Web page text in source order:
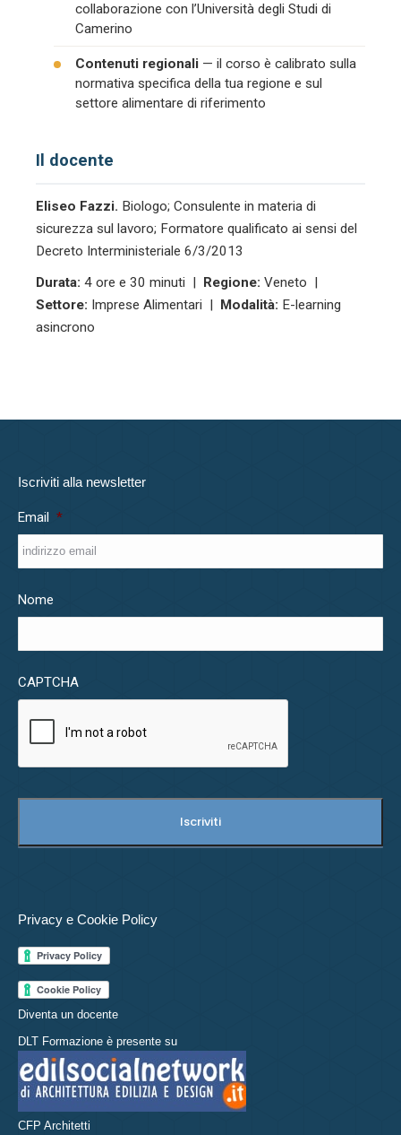
collaborazione con l’Università degli Studi di
Camerino
Contenuti regionali — il corso è calibrato sulla
normativa specifica della tua regione e sul
settore alimentare di riferimento
Il docente
Eliseo Fazzi. Biologo; Consulente in materia di
sicurezza sul lavoro; Formatore qualificato ai sensi del
Decreto Interministeriale 6/3/2013
Durata: 4 ore e 30 minuti | Regione: Veneto |
Settore: Imprese Alimentari | Modalità: E-learning
asincrono
Iscriviti alla newsletter
Email *
Nome
CAPTCHA
Privacy e Cookie Policy
Diventa un docente
DLT Formazione è presente su
CFP Architetti